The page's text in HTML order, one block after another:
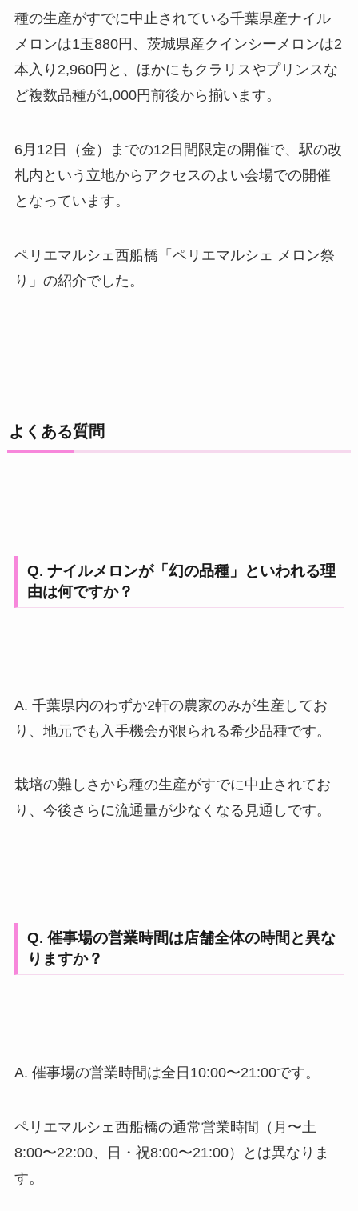
種の生産がすでに中止されている千葉県産ナイル
メロンは1玉880円、茨城県産クインシーメロンは2
本入り2,960円と、ほかにもクラリスやプリンスな
ど複数品種が1,000円前後から揃います。
6月12日（金）までの12日間限定の開催で、駅の改
札内という立地からアクセスのよい会場での開催
となっています。
ペリエマルシェ西船橋「ペリエマルシェ メロン祭
り」の紹介でした。
よくある質問
Q. ナイルメロンが「幻の品種」といわれる理
由は何ですか？
A. 千葉県内のわずか2軒の農家のみが生産してお
り、地元でも入手機会が限られる希少品種です。
栽培の難しさから種の生産がすでに中止されてお
り、今後さらに流通量が少なくなる見通しです。
Q. 催事場の営業時間は店舗全体の時間と異な
りますか？
A. 催事場の営業時間は全日10:00〜21:00です。
ペリエマルシェ西船橋の通常営業時間（月〜土
8:00〜22:00、日・祝8:00〜21:00）とは異なりま
す。